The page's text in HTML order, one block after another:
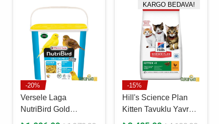
-20%
Versele Laga
NutriBird Gold
Crumble Canaries
-15%
KARGO BEDAVA!
Hill's Science Plan
Kitten Tavuklu Yavru
Kedi Maması 7 Kg